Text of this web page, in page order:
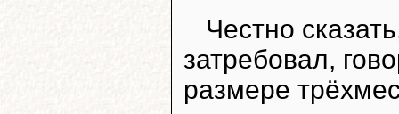
Честно
затребовал,
размере